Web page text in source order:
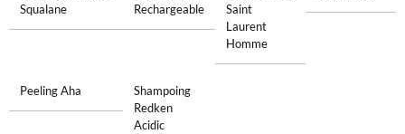
Squalane
Rechargeable
Saint
Laurent
Homme
Peeling Aha
Shampoing
Redken
Acidic